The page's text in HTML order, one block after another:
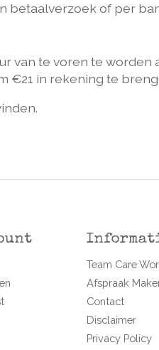
betaalverzoek of per
van te voren te worden
€21 in rekening te
Team Care
Afspraak
Contact
Disclaimer
Privacy Policy